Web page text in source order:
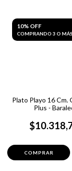
10% OFF
COMPRANDO 3 O MÁS
Plato Playo 16 Cm.
Plus -